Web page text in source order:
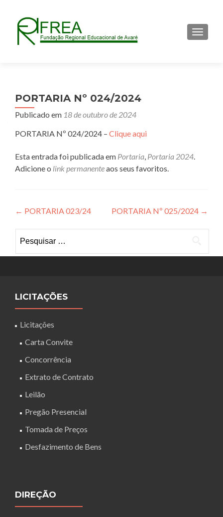
PORTARIA Nº 024/2024
Publicado em 18 de outubro de 2024
PORTARIA Nº 024/2024 – Clique aqui
Esta entrada foi publicada em Portaria, Portaria 2024.
Adicione o link permanenteaos seus favoritos.
Navegação
de
Post
← PORTARIA 023/24 PORTARIA Nº 025/2024 →
por:
LICITAÇÕES
Licitações
Carta Convite
Concorrência
Extrato de Contrato
Leilão
Pregão Presencial
Tomada de Preços
Desfazimento de Bens
DIREÇÃO